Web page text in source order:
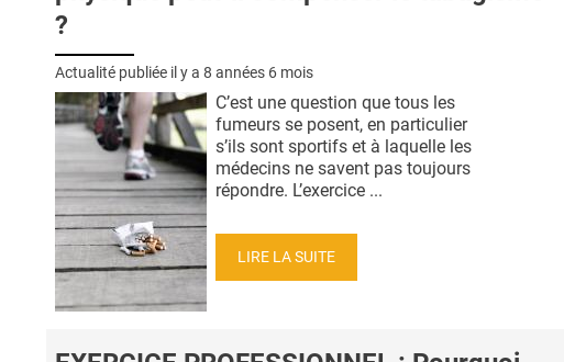
?
Actualité publiée il y a 8 années 6 mois
C’est une question que tous les
fumeurs se posent, en particulier
s’ils sont sportifs et à laquelle les
médecins ne savent pas toujours
répondre. L’exercice ...
LIRE LA SUITE